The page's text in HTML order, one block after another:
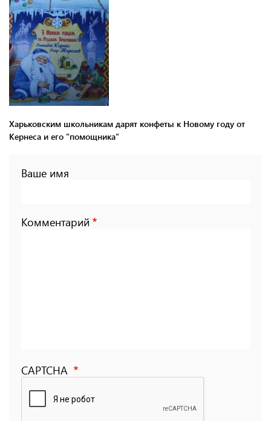
Харьковским школьникам дарят конфеты к Новому году от
Кернеса и его "помощника"
Ваше имя
Комментарий
CAPTCHA